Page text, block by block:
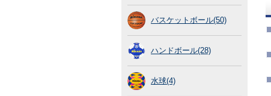
バスケットボール(50)
ハンドボール(28)
水球(4)